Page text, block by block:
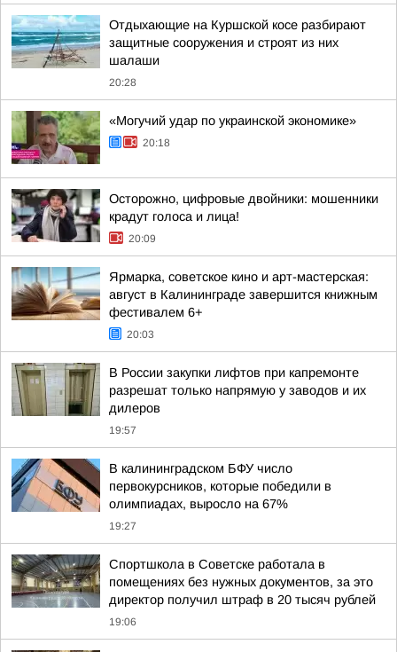
Отдыхающие на Куршской косе разбирают
защитные сооружения и строят из них
шалаши
20:28
«Могучий удар по украинской экономике»
20:18
Осторожно, цифровые двойники: мошенники
крадут голоса и лица!
20:09
Ярмарка, советское кино и арт-мастерская:
август в Калининграде завершится книжным
фестивалем 6+
20:03
В России закупки лифтов при капремонте
разрешат только напрямую у заводов и их
дилеров
19:57
В калининградском БФУ число
первокурсников, которые победили в
олимпиадах, выросло на 67%
19:27
Спортшкола в Советске работала в
помещениях без нужных документов, за это
директор получил штраф в 20 тысяч рублей
19:06